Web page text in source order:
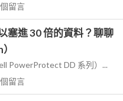
個留言
塞進 30 倍的資料？聊聊
PowerProtect DD 系列）...
個留言